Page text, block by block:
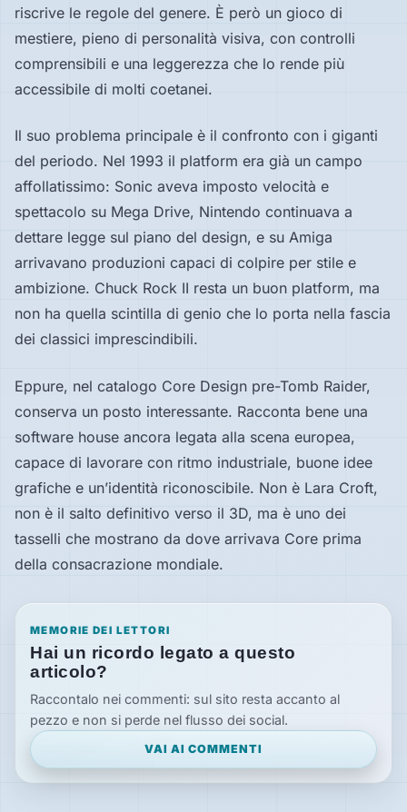
riscrive le regole del genere. È però un gioco di
mestiere, pieno di personalità visiva, con controlli
comprensibili e una leggerezza che lo rende più
accessibile di molti coetanei.
Il suo problema principale è il confronto con i giganti
del periodo. Nel 1993 il platform era già un campo
affollatissimo: Sonic aveva imposto velocità e
spettacolo su Mega Drive, Nintendo continuava a
dettare legge sul piano del design, e su Amiga
arrivavano produzioni capaci di colpire per stile e
ambizione. Chuck Rock II resta un buon platform, ma
non ha quella scintilla di genio che lo porta nella fascia
dei classici imprescindibili.
Eppure, nel catalogo Core Design pre-Tomb Raider,
conserva un posto interessante. Racconta bene una
software house ancora legata alla scena europea,
capace di lavorare con ritmo industriale, buone idee
grafiche e un’identità riconoscibile. Non è Lara Croft,
non è il salto definitivo verso il 3D, ma è uno dei
tasselli che mostrano da dove arrivava Core prima
della consacrazione mondiale.
MEMORIE DEI LETTORI
Hai un ricordo legato a questo
articolo?
Raccontalo nei commenti: sul sito resta accanto al
pezzo e non si perde nel flusso dei social.
VAI AI COMMENTI